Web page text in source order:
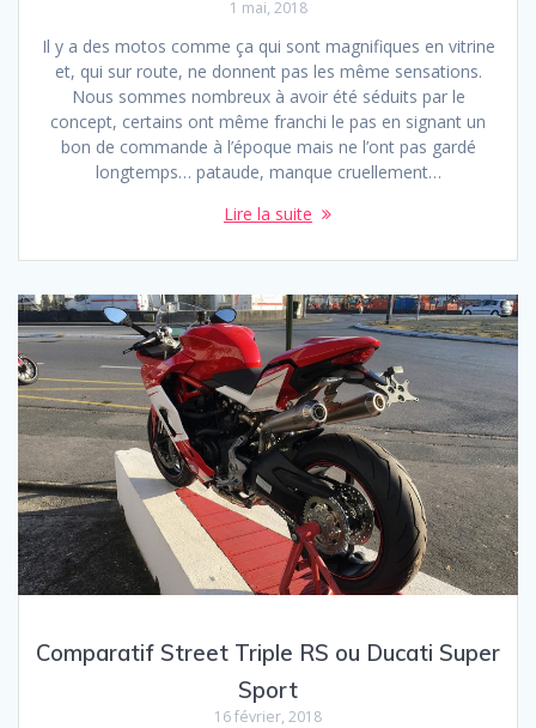
1 mai, 2018
Il y a des motos comme ça qui sont magnifiques en vitrine
et, qui sur route, ne donnent pas les même sensations.
Nous sommes nombreux à avoir été séduits par le
concept, certains ont même franchi le pas en signant un
bon de commande à l’époque mais ne l’ont pas gardé
longtemps… pataude, manque cruellement…
Lire la suite
Comparatif Street Triple RS ou Ducati Super
Sport
16 février, 2018